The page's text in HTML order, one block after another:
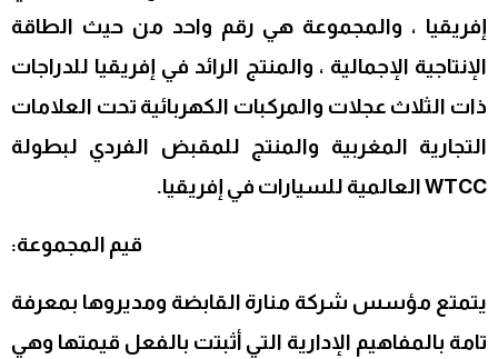
إفريقيا ، والمجموعة هي رقم واحد من حيث الطاقة
الإنتاجية الإجمالية ، والمنتج الرائد في إفريقيا للدراجات
ذات الثلاث عجلات والمركبات الكهربائية تحت العلامات
التجارية المغربية والمنتج للمقبض الفردي لبطولة
WTCC العالمية للسيارات في إفريقيا.
قيم المجموعة:
يتمتع مؤسس شركة منارة القابضة ومديروها بمعرفة
تامة بالمفاهيم الإدارية التي أثبتت بالفعل قيمتها وهي